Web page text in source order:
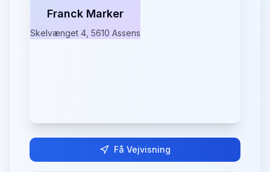
Franck Marker
Skelvænget 4, 5610 Assens
Få Vejvisning